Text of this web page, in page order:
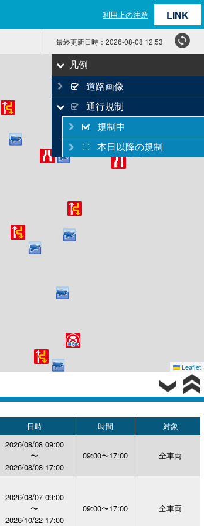
利用上の注意 LINK
最終更新日時： 2026-08-08 12:53
凡例
道路画像
通行規制
規制中
本日以降の規制
Leaflet
日時 時間 対象
2026/08/08 09:00
〜
2026/08/08 17:00
09:00〜17:00 全車両
2026/08/07 09:00
〜
2026/10/22 17:00
09:00〜17:00 全車両